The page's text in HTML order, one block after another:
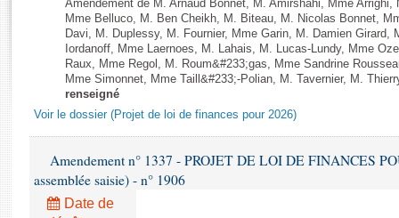
Rapports d'information
Rapports d'enquête
Rapports législatifs
Rapports sur l'application des lois
Baromètre de l’application des lois
Dossiers législatifs
Budget et sécurité sociale
Questions écrites et orales
Liens vers les sites publics
Amendement de M. Arnaud Bonnet, M. Amirshahi, Mme
Mme Belluco, M. Ben Cheikh, M. Biteau, M. Nicolas Bonnet,
Davi, M. Duplessy, M. Fournier, Mme Garin, M. Damien Girard,
Iordanoff, Mme Laernoes, M. Lahais, M. Lucas-Lundy, Mme
Raux, Mme Regol, M. Roum&#233;gas, Mme Sandrine
Mme Simonnet, Mme Taill&#233;-Polian, M. Tavernier, M.
renseigné
Voir le dossier (Projet de loi de finances pour 2026)
Amendement n° 1337 - PROJET DE LOI DE FINANCES
assemblée saisie) - n° 1906
Date de